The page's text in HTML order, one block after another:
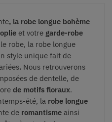
, la robe longue bohème
et votre garde-robe
robe, la robe longue
style unique fait de
. Nous retrouverons
de dentelle, de
de motifs floraux.
été, la robe longue
de romantisme ainsi